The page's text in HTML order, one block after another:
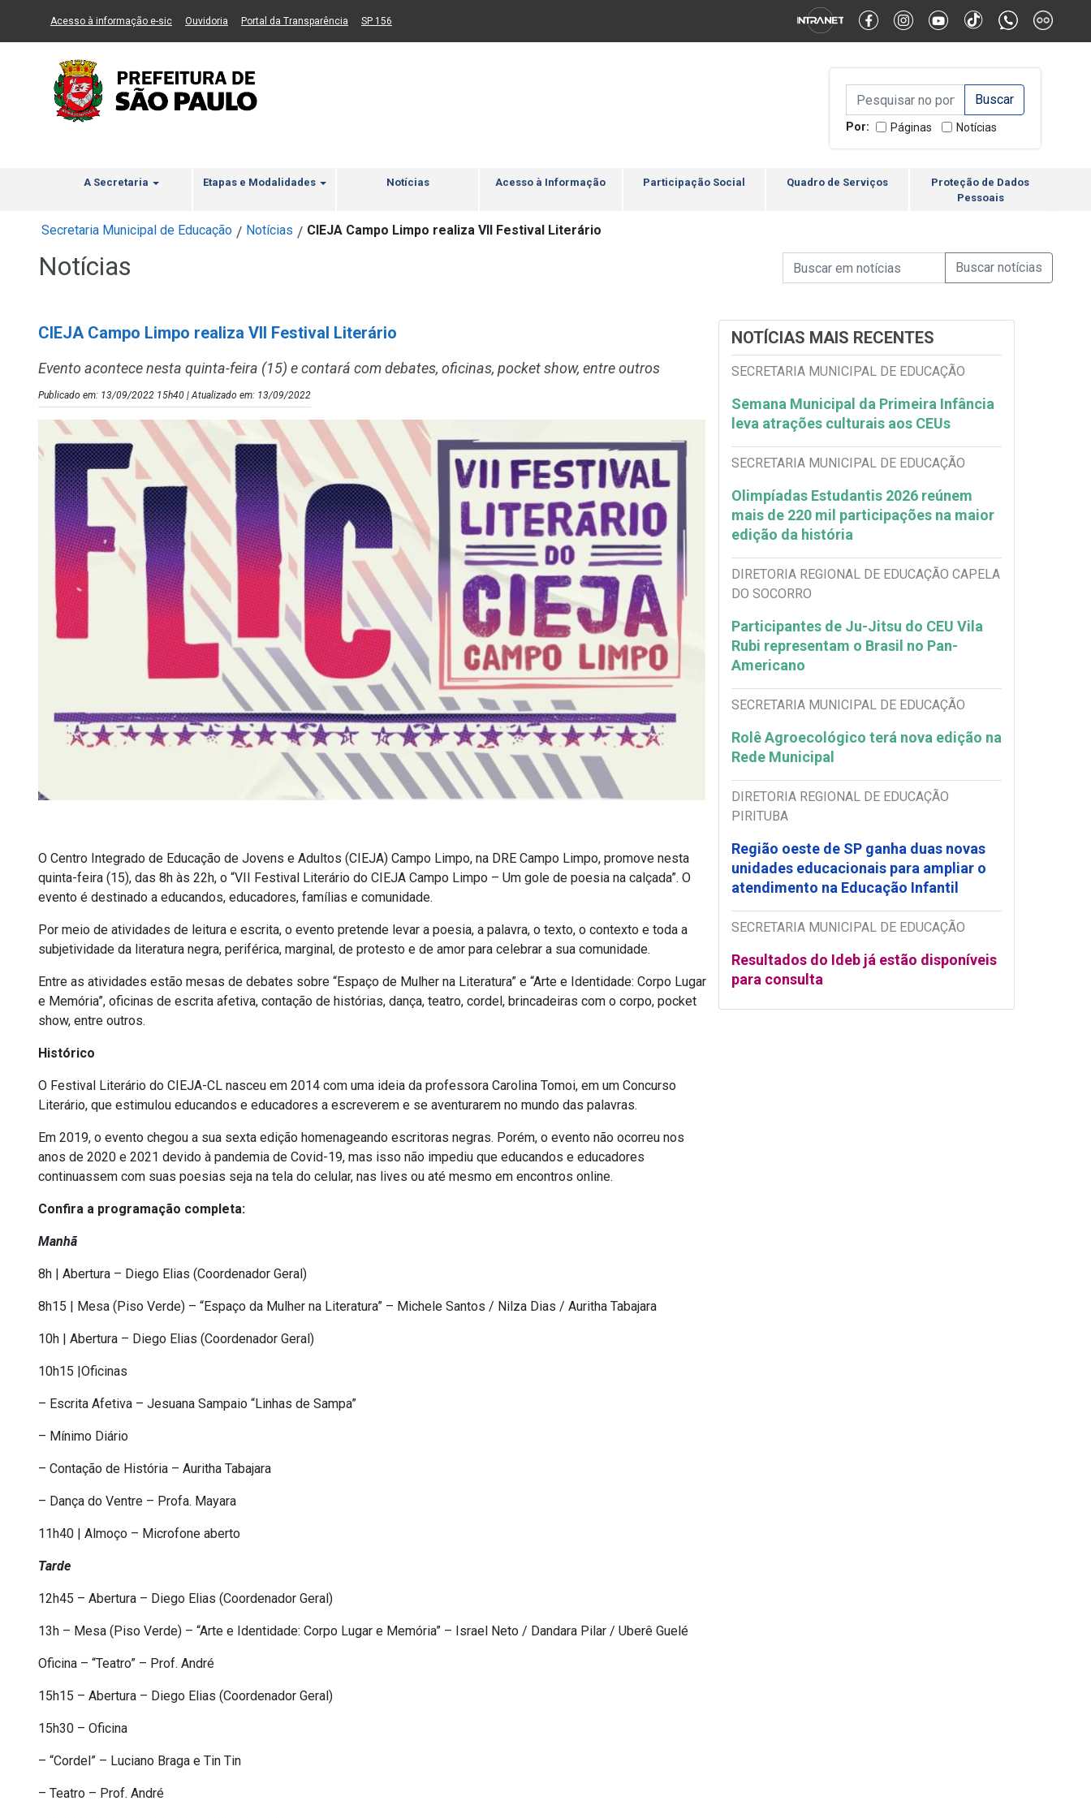
Ir ao Conteúdo Ir para menu principal 2 Ir para busca Ir para rodapé Alternar Alto Contraste Alternar Tamanho da Fonte
Acesso à informação e-sic(Link para um novo sítio)
Ouvidoria (Link para um novo sítio)
Portal da Transparência (Link para um novo sítio)
SP 156
Campo de Busca de
Campo de Busca de informaçõesEnviar a Busca
Por: Páginas Notícias
A Secretaria Etapas e Modalidades Notícias Acesso à Informação Participação Social Quadro de Serviços
Proteção de Dados
Pessoais
Secretaria Municipal de Educação / Notícias / CIEJA Campo Limpo realiza VII Festival Literário
Notícias Campo de Busca de Notícias
Campo de Busca de informaçõesEnviar a Busca de
CIEJA Campo Limpo realiza VII Festival Literário
Evento acontece nesta quinta-feira (15) e contará com debates, oficinas, pocket show, entre outros
Publicado em: 13/09/2022 15h40 | Atualizado em: 13/09/2022
O Centro Integrado de Educação de Jovens e Adultos (CIEJA) Campo Limpo, na DRE Campo Limpo, promove nesta
quinta-feira (15), das 8h às 22h, o “VII Festival Literário do CIEJA Campo Limpo – Um gole de poesia na calçada”. O
evento é destinado a educandos, educadores, famílias e comunidade.
Por meio de atividades de leitura e escrita, o evento pretende levar a poesia, a palavra, o texto, o contexto e toda a
subjetividade da literatura negra, periférica, marginal, de protesto e de amor para celebrar a sua comunidade.
Entre as atividades estão mesas de debates sobre “Espaço de Mulher na Literatura” e “Arte e Identidade: Corpo Lugar
e Memória”, oficinas de escrita afetiva, contação de histórias, dança, teatro, cordel, brincadeiras com o corpo, pocket
show, entre outros.
Histórico
O Festival Literário do CIEJA-CL nasceu em 2014 com uma ideia da professora Carolina Tomoi, em um Concurso
Literário, que estimulou educandos e educadores a escreverem e se aventurarem no mundo das palavras.
Em 2019, o evento chegou a sua sexta edição homenageando escritoras negras. Porém, o evento não ocorreu nos
anos de 2020 e 2021 devido à pandemia de Covid-19, mas isso não impediu que educandos e educadores
continuassem com suas poesias seja na tela do celular, nas lives ou até mesmo em encontros online.
Confira a programação completa:
Manhã
8h | Abertura – Diego Elias (Coordenador Geral)
8h15 | Mesa (Piso Verde) – “Espaço da Mulher na Literatura” – Michele Santos / Nilza Dias / Auritha Tabajara
10h | Abertura – Diego Elias (Coordenador Geral)
10h15 |Oficinas
– Escrita Afetiva – Jesuana Sampaio “Linhas de Sampa”
– Mínimo Diário
– Contação de História – Auritha Tabajara
– Dança do Ventre – Profa. Mayara
11h40 | Almoço – Microfone aberto
Tarde
12h45 – Abertura – Diego Elias (Coordenador Geral)
13h – Mesa (Piso Verde) – “Arte e Identidade: Corpo Lugar e Memória” – Israel Neto / Dandara Pilar / Uberê Guelé
Oficina – “Teatro” – Prof. André
15h15 – Abertura – Diego Elias (Coordenador Geral)
15h30 – Oficina
– “Cordel” – Luciano Braga e Tin Tin
– Teatro – Prof. André
NOTÍCIAS MAIS RECENTES
SECRETARIA MUNICIPAL DE EDUCAÇÃO
Semana Municipal da Primeira Infância
leva atrações culturais aos CEUs
SECRETARIA MUNICIPAL DE EDUCAÇÃO
Olimpíadas Estudantis 2026 reúnem
mais de 220 mil participações na maior
edição da história
DIRETORIA REGIONAL DE EDUCAÇÃO CAPELA
DO SOCORRO
Participantes de Ju-Jitsu do CEU Vila
Rubi representam o Brasil no Pan-
Americano
SECRETARIA MUNICIPAL DE EDUCAÇÃO
Rolê Agroecológico terá nova edição na
Rede Municipal
DIRETORIA REGIONAL DE EDUCAÇÃO
PIRITUBA
Região oeste de SP ganha duas novas
unidades educacionais para ampliar o
atendimento na Educação Infantil
SECRETARIA MUNICIPAL DE EDUCAÇÃO
Resultados do Ideb já estão disponíveis
para consulta